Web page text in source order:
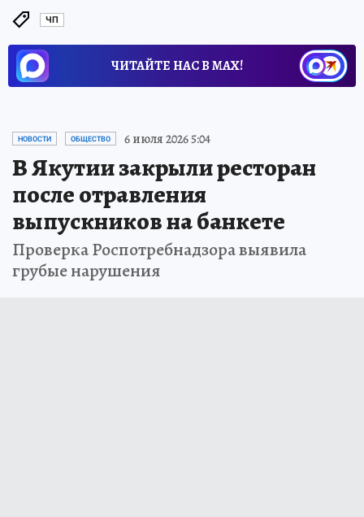
ЧП
ЧИТАЙТЕ НАС В МАХ!
НОВОСТИ ОБЩЕСТВО 6 июля 2026 5:04
В Якутии закрыли ресторан
после отравления
выпускников на банкете
Проверка Роспотребнадзора выявила
грубые нарушения